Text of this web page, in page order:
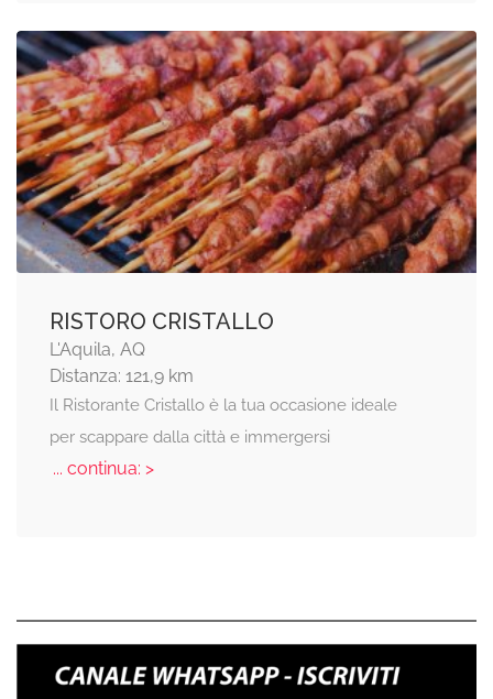
RISTORO CRISTALLO
L'Aquila, AQ
Distanza: 121,9 km
Il Ristorante Cristallo è la tua occasione ideale
per scappare dalla città e immergersi
... continua: >